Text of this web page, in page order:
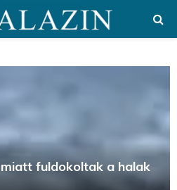
fuldokoltak a halak